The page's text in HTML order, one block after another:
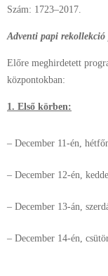
Szám: 1723–2017.
Adventi papi rekollekció
Előre meghirdetett
központokban:
1. Első körben:
– December 11-én,
– December 12-én,
– December 13-án,
– December 14-én,